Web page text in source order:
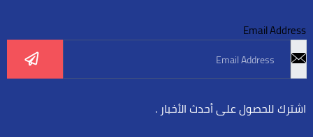
Email Address
اشترك للحصول على أحدث الأخبار .